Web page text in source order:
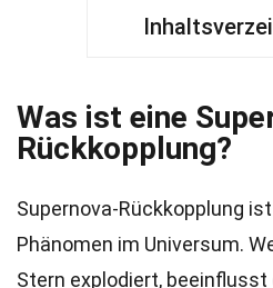
Was ist eine
Rückkopplung?
Supernova-Rückkopplung
Phänomen im Universum.
Stern explodiert, beeinflusst